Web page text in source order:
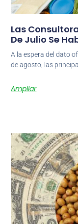
Las
De Julio Se
A la espera del dato
de agosto, las
Ampliar